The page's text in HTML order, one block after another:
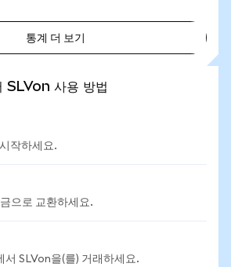
통계 더 보기
사용 방법
작하세요.
으로 교환하세요.
서 SLVon을(를) 거래하세요.